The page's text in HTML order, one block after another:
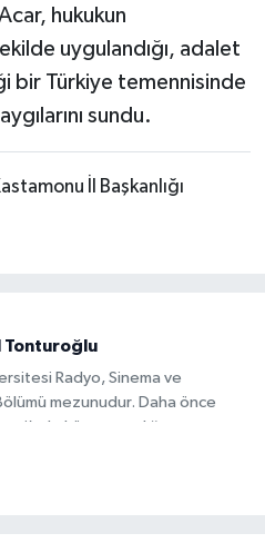
hukukun
uygulandığı, adalet
bir Türkiye temennisinde
sundu.
İl Başkanlığı
Tonturoğlu
Radyo, Sinema ve
mezunudur. Daha önce
köşe yazarlığı yapmış ve